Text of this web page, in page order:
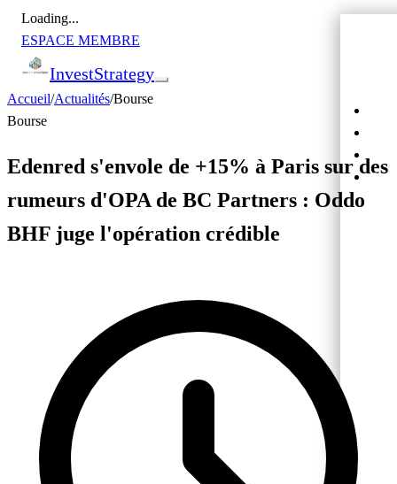
Loading...
ESPACE MEMBRE
InvestStrategy
Accueil/Actualités/Bourse
Bourse
Edenred s'envole de +15% à Paris sur des
rumeurs d'OPA de BC Partners : Oddo
BHF juge l'opération crédible